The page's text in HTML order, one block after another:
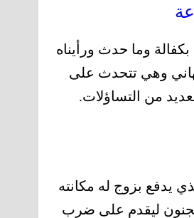
وما حدث ورأيناه
وهي تتحدث على
من التساؤلات.
يدفع بزوج له مكانته
ليقدم على ضرب